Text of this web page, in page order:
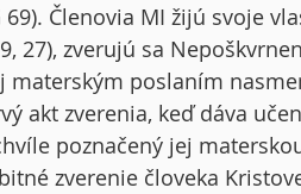
Členovia MI žijú svoje
27), zverujú sa
materským poslaním
akt zverenia, keď dáva
poznačený jej
zverenie človeka